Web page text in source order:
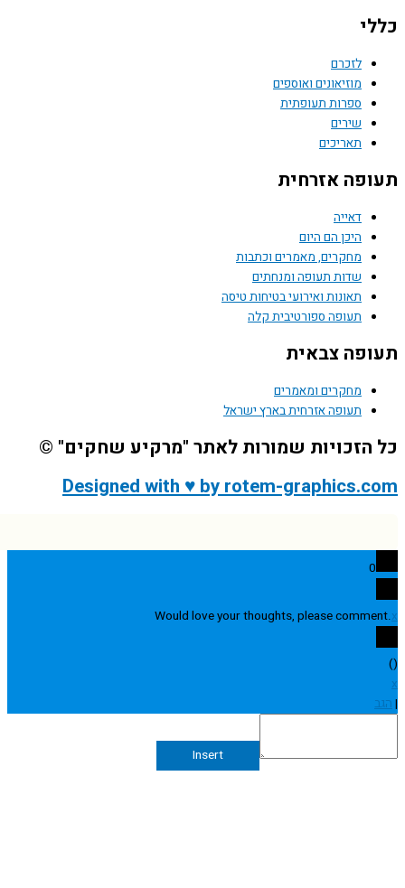
לזכרם
מוזיאונים ואוספים
ספרות תעופתית
שירים
תאריכים
אזרחית
דאייה
היכן הם היום
מחקרים, מאמרים וכתבות
שדות תעופה ומנחתים
תאונות ואירועי בטיחות טיסה
תעופה ספורטיבית קלה
צבאית
מחקרים ומאמרים
תעופה אזרחית בארץ ישראל
שמורות לאתר "מרקיע שחקים" ©
Designed with ♥ by rotem-
Would love your thoughts, please
Insert